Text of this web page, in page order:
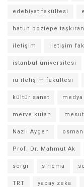
edebiyat fakültesi
hatun boztepe taşkıran
iletişim iletişim
istanbul üniversitesi
iü iletişim fakültesi
kültür sanat medya
merve kutan
Nazlı Aygen
Prof. Dr. Mahmut Ak
sergi sinema
TRT yapay zeka